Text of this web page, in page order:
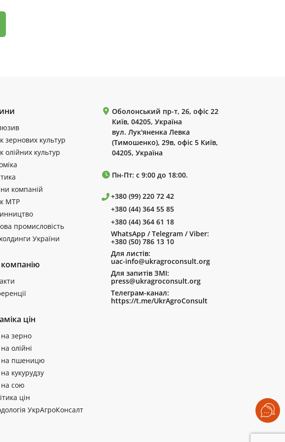
зернових культур
олійних культур
компаній
МТР
промисловість
України
цін
зерно
олійні
на пшеницю
кукурудзу
на сою
цін
УкрАгроКонсалт
Оболонський пр-т, 26, офіс 22
Київ, 04205, Україна
вул. Лук'яненка Левка
(Тимошенко), 29в, офіс 5 Київ,
04205, Україна
Пн-Пт: с 9:00 до 18:00.
+380 (99) 220 72 42
+380 (44) 364 55 85
+380 (44) 364 61 18
WhatsApp / Telegram / Viber:
+380 (50) 786 13 10
Для листів:
uac-info@ukragroconsult.org
Для запитів ЗМІ:
press@ukragroconsult.org
Телеграм-канал:
https://t.me/UkrAgroConsult